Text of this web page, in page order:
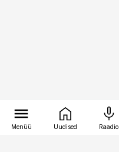
Menüü Uudised Raadio